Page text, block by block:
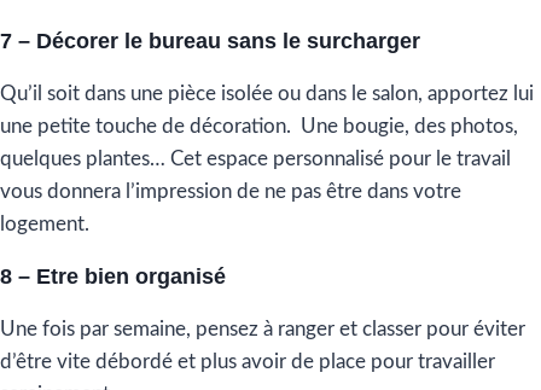
7 – Décorer le bureau sans le surcharger
Qu’il soit dans une pièce isolée ou dans le salon, apportez lui
une petite touche de décoration. Une bougie, des photos,
quelques plantes… Cet espace personnalisé pour le travail
vous donnera l’impression de ne pas être dans votre
logement.
8 – Etre bien organisé
Une fois par semaine, pensez à ranger et classer pour éviter
d’être vite débordé et plus avoir de place pour travailler